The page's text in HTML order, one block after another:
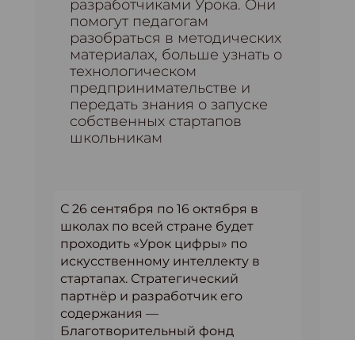
разработчиками Урока. Они
помогут педагогам
разобраться в методических
материалах, больше узнать о
технологическом
предпринимательстве и
передать знания о запуске
собственных стартапов
школьникам
С 26 сентября по 16 октября в
школах по всей стране будет
проходить «Урок цифры» по
искусственному интеллекту в
стартапах. Стратегический
партнёр и разработчик его
содержания —
Благотворительный фонд